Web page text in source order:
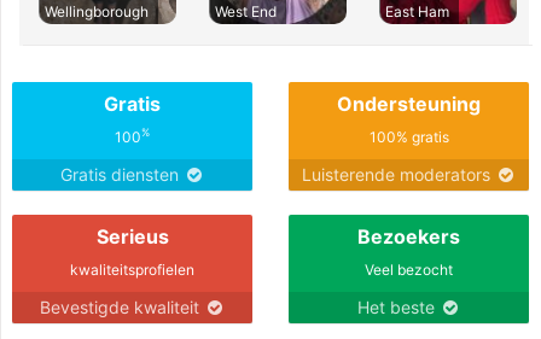
Wellingborough
West End
East Ham
Gratis
100%
Gratis diensten
Ondersteuning
100% gratis
Luisterende moderators
Serieus
kwaliteitsprofielen
Bevestigde kwaliteit
Bezoekers
Veel bezocht
Het beste